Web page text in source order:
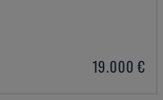
19.000 €